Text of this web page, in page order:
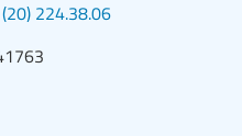
224.38.06